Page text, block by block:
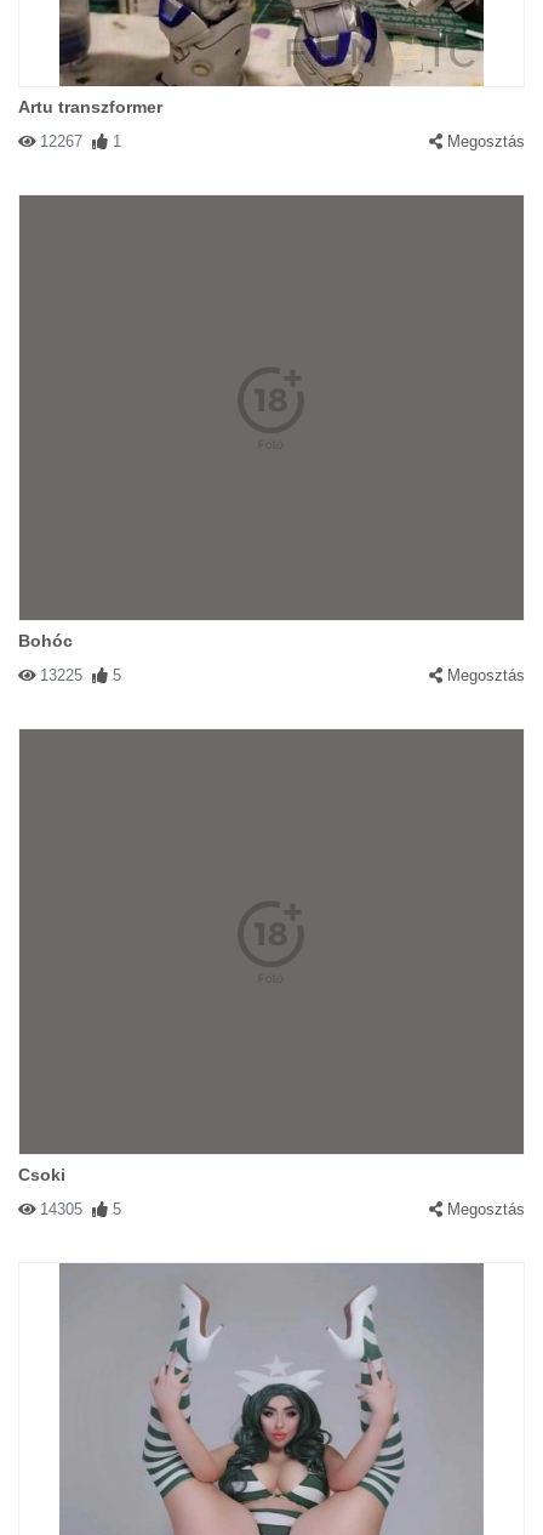
Artu transzformer
12267 1 Megosztás
Bohóc
13225 5 Megosztás
Csoki
14305 5 Megosztás